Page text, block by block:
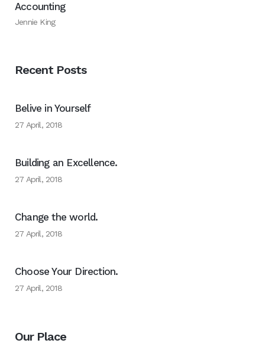
Accounting
Jennie King
Recent Posts
Belive in Yourself
27 April, 2018
Building an Excellence.
27 April, 2018
Change the world.
27 April, 2018
Choose Your Direction.
27 April, 2018
Our Place